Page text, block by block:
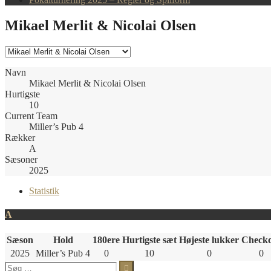
Mikael Merlit & Nicolai Olsen
Navn
Mikael Merlit & Nicolai Olsen
Hurtigste
10
Current Team
Miller’s Pub 4
Rækker
A
Sæsoner
2025
Statistik
A
Sæson Hold 180ere Hurtigste sæt Højeste lukker
2025 Miller’s Pub 4 0 10 0
0
Søg